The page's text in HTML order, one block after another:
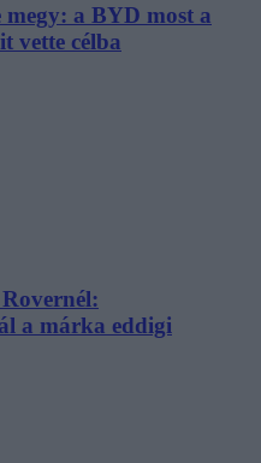
megy: a BYD most a
vette célba
a márka eddigi